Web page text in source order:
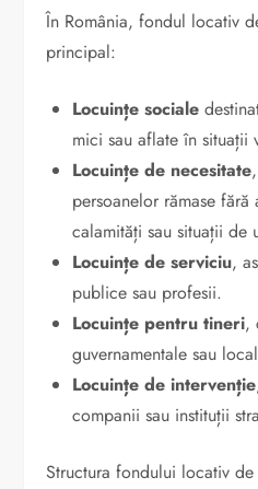
În România, fondul locativ
principal:
Locuințe sociale
mici sau aflate în situații
Locuințe de necesitate
persoanelor rămase
calamități sau situații de
Locuințe de serviciu,
publice sau profesii.
Locuințe pentru tineri,
guvernamentale sau
Locuințe de intervenție
companii sau instituții
Structura fondului locativ